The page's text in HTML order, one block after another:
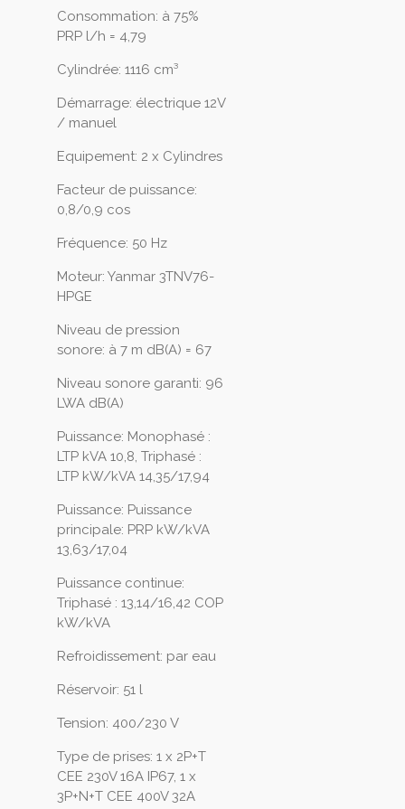
Consommation: à 75%
PRP l/h = 4,79
Cylindrée: 1116 cm³
Démarrage: électrique 12V
/ manuel
Equipement: 2 x Cylindres
Facteur de puissance:
0,8/0,9 cos
Fréquence: 50 Hz
Moteur: Yanmar 3TNV76-
HPGE
Niveau de pression
sonore: à 7 m dB(A) = 67
Niveau sonore garanti: 96
LWA dB(A)
Puissance: Monophasé :
LTP kVA 10,8, Triphasé :
LTP kW/kVA 14,35/17,94
Puissance: Puissance
principale: PRP kW/kVA
13,63/17,04
Puissance continue:
Triphasé : 13,14/16,42 COP
kW/kVA
Refroidissement: par eau
Réservoir: 51 l
Tension: 400/230 V
Type de prises: 1 x 2P+T
CEE 230V 16A IP67, 1 x
3P+N+T CEE 400V 32A